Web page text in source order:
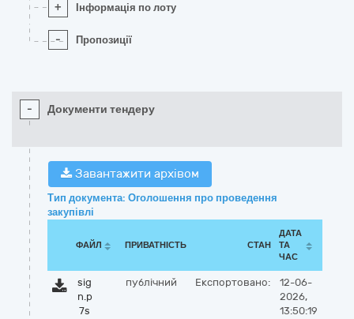
+ Інформація по лоту
- Пропозиції
- Документи тендеру
Завантажити архівом
Тип документа: Оголошення про проведення
закупівлі
ФАЙЛ ПРИВАТНІСТЬ СТАН
ДАТА
ТА
ЧАС
sig
n.p
7s
публічний Експортовано:
12-06-
2026,
13:50:19